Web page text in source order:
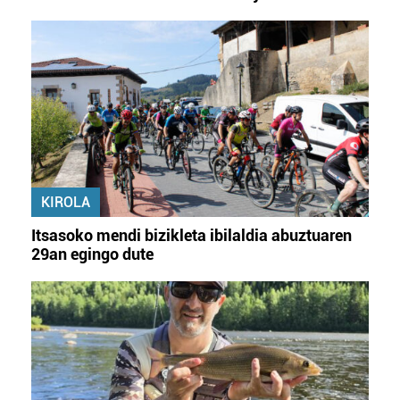
baliatzen gara. Ohar hau onartuz gero, teknologia hori
erabiltzeko baimen esplizitua ematen diguzu.Gehiago
irakurri
KIROLA
Itsasoko mendi bizikleta ibilaldia abuztuaren
29an egingo dute